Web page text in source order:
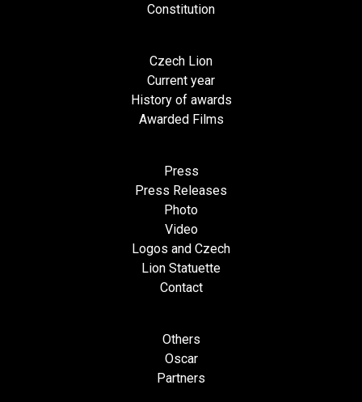
Constitution
Czech Lion
Current year
History of awards
Awarded Films
Press
Press Releases
Photo
Video
Logos and Czech
Lion Statuette
Contact
Others
Oscar
Partners